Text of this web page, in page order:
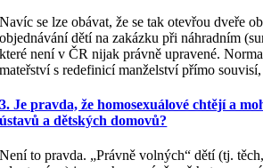
Navíc se lze obávat, že se tak otevřou dveře
objednávání dětí na zakázku při náhradním
které není v ČR nijak právně upravené.
mateřství s redefinicí manželství přímo
3. Je pravda, že homosexuálové chtějí a
ústavů a dětských domovů?
Není to pravda. „Právně volných“ dětí (tj.